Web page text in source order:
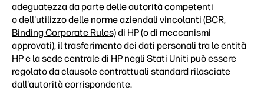
adeguatezza da parte delle autorità competenti
o dell'utilizzo delle norme aziendali vincolanti (BCR,
Binding Corporate Rules)di HP (o di meccanismi
approvati), il trasferimento dei dati personali tra le entità
HP e la sede centrale di HP negli Stati Uniti può essere
regolato da clausole contrattuali standard rilasciate
dall'autorità corrispondente.